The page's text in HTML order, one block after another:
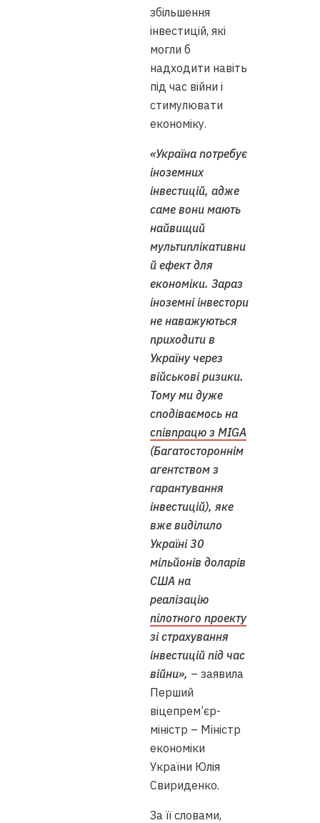
збільшення
інвестицій, які
могли б
надходити навіть
під час війни і
стимулювати
економіку.
«Україна потребує
іноземних
інвестицій, адже
саме вони мають
найвищий
мультиплікативни
й ефект для
економіки. Зараз
іноземні інвестори
не наважуються
приходити в
Україну через
військові ризики.
Тому ми дуже
сподіваємось на
співпрацю з MIGA
(Багатостороннім
агентством з
гарантування
інвестицій), яке
вже виділило
Україні 30
мільйонів доларів
США на
реалізацію
пілотного проекту
зі страхування
інвестицій під час
війни», – заявила
Перший
віцепрем’єр-
міністр – Міністр
економіки
України Юлія
Свириденко.
За її словами,